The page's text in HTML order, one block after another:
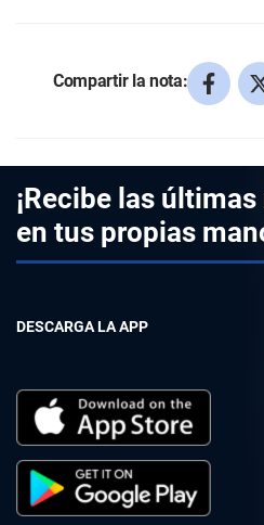
Compartir la nota:
¡Recibe las
en tus propias
DESCARGA LA APP